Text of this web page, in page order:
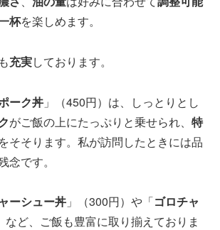
杯を楽しめます。
も充実しております。
ーク丼 」（450円）は、しっとりとし
がご飯の上にたっぷりと乗せられ、 特
そそります。私が訪問したときには品
念です。
ーシュー丼 」（300円）や「ゴロチャ
など、ご飯も豊富に取り揃えておりま